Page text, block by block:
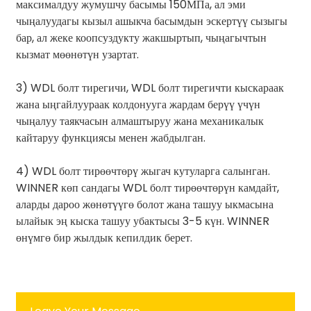
максималдуу жумушчу басымы 150МПа, ал эми
чыңалуудагы кызыл ашыкча басымдын эскертүү сызыгы
бар, ал жеке коопсуздукту жакшыртып, чыңагычтын
кызмат мөөнөтүн узартат.
3) WDL болт тирегичи, WDL болт тирегичти кыскараак
жана ыңгайлуураак колдонууга жардам берүү үчүн
чыңалуу таякчасын алмаштыруу жана механикалык
кайтаруу функциясы менен жабдылган.
4) WDL болт тирөөчтөрү жыгач кутуларга салынган.
WINNER көп сандагы WDL болт тирөөчтөрүн камдайт,
аларды дароо жөнөтүүгө болот жана ташуу ыкмасына
ылайык эң кыска ташуу убактысы 3-5 күн. WINNER
өнүмгө бир жылдык кепилдик берет.